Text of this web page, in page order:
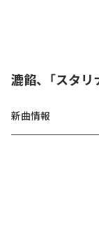
漉餡、「スタ
新曲情報